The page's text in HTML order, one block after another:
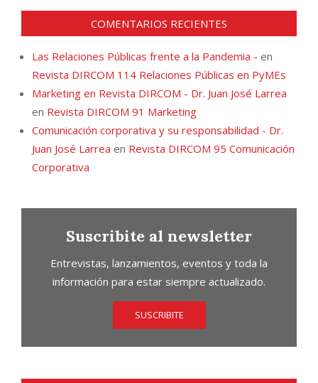
COMENTARIOS RECIENTES
Las Relaciones Públicas frente a la Pandemia - en
Revista DIRCOM 114 Relaciones Públicas en PyMEs
Marketing en Revista DIRCOM - Dr. Juan José Larrea
en Revista DIRCOM 91 Marketing
Comunicación corporativa y su responsabilidad - Dr.
Juan José Larrea en Revista DIRCOM 95 Comunicación
Corporativa
Suscribite al newsletter
Entrevistas, lanzamientos, eventos y toda la
información para estar siempre actualizado.
SUSCRIBITE